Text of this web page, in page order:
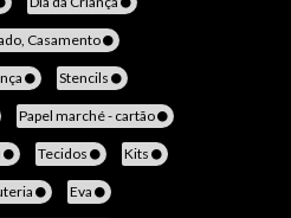
Casamento
Stencils
Papel marché - cartão
Tecidos Kits
Eva